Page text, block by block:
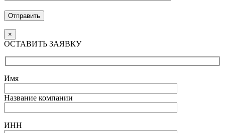
Отправить
×
ОСТАВИТЬ ЗАЯВКУ
Имя
Название компании
ИНН